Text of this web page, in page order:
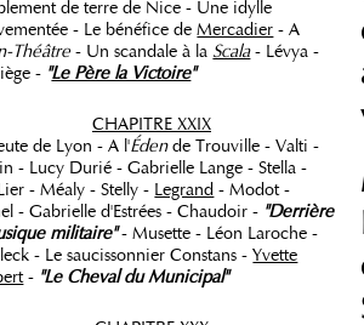
de terre de Nice - Une idylle
- Le bénéfice deMercadier - A
Théâtre - Un scandale à la Scala- Lévya -
- "Le Père la Victoire"
CHAPITRE XXIX
de Lyon - A l'Édende Trouville - Valti -
- Lucy Durié - Gabrielle Lange - Stella -
- Méaly - Stelly - Legrand - Modot -
- Gabrielle d'Estrées - Chaudoir - "Derrière
militaire"- Musette - Léon Laroche -
- Le saucissonnier Constans -Yvette
- "Le Cheval du Municipal"